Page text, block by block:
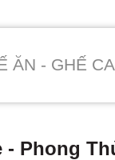
ĂN - GHẾ
Phong